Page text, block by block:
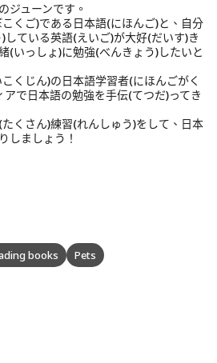
ジューンです。
くご)である日本語(にほんご)と、自分
ている英語(えいご)が大好(だいす)き
(いっしょ)に勉強(べんきょう)したいと
くじん)の日本語学習者(にほんごがく
アで日本語の勉強を手伝(てつだ)ってき
くさん)練習(れんしゅう)をして、日本
しましょう！
books Pets